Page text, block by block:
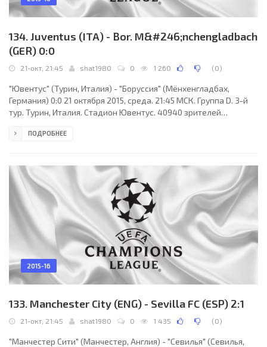
134. Juventus (ITA) - Bor. M&#246;nchengladbach
(GER) 0:0
21-окт, 21:45 shat1980 0 1 260 (0)
"Ювентус" (Турин, Италия) - "Боруссия" (Мёнхенгладбах,
Германия) 0:0 21 октября 2015, среда. 21:45 МСК. Группа D. 3-й
тур. Турин, Италия. Стадион Ювентус. 40940 зрителей
Шотландия), Дэвид Макгичи (Шотландия), Стюарт Стивенсон
Сандро, Леонардо Бонуччи, Джорджо Кьеллини, Клаудио
Маркизио, Сами Хедира, Поль Погба, Хуан Куадрадо (Роберто
ПОДРОБНЕЕ
2015-16
133. Manchester City (ENG) - Sevilla FC (ESP) 2:1
21-окт, 21:45 shat1980 0 1 435 (0)
"Манчестер Сити" (Манчестер, Англия) - "Севилья" (Севилья,